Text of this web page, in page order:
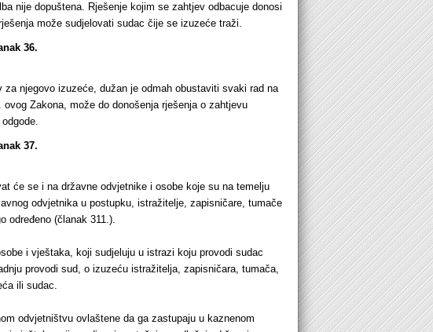
nije dopuštena. Rješenje kojim se zahtjev odbacuje donosi
može sudjelovati sudac čije se izuzeće traži.
36.
njegovo izuzeće, dužan je odmah obustaviti svaki rad na
Zakona, može do donošenja rješenja o zahtjevu
37.
će se i na državne odvjetnike i osobe koje su na temelju
odvjetnika u postupku, istražitelje, zapisničare, tumače
određeno (članak 311.).
i vještaka, koji sudjeluju u istrazi koju provodi sudac
provodi sud, o izuzeću istražitelja, zapisničara, tumača,
ili sudac.
odvjetništvu ovlaštene da ga zastupaju u kaznenom